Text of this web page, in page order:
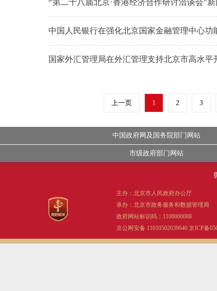
“第二十八届北京·香港经济合作研讨洽谈会”
中国人民银行在强化北京国家金融管理中心
国家外汇管理局在外汇管理支持北京市高水
上一页 1 2 3
中国政府网及国务院部门网站
市级政府部门网站
主办：北京市人民政府办公厅
承办：北京市政务服务和数据管理局
政府网站标识码：1100000088
京公网安备 11010502039640 京ICP备